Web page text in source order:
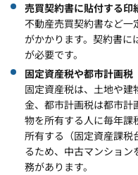
売買契約書に貼付する印
不動産売買契約書など一
がかかります。契約書
が必要です。
固定資産税や都市計画税
固定資産税は、土地や
金、都市計画税は都市計
物を所有する人に毎年課
所有する（固定資産課税
るため、中古マンショ
務があります。